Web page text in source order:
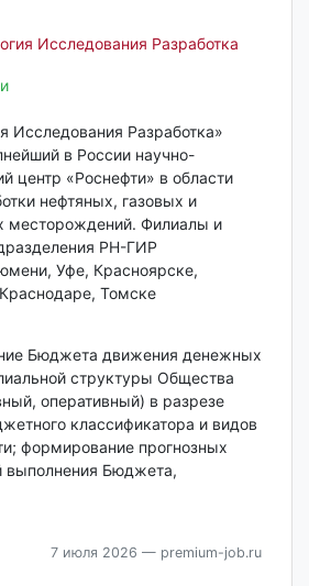
Исследования Разработка
Исследования Разработка»
в России научно-
центр «Роснефти» в области
нефтяных, газовых и
месторождений. Филиалы и
РН-ГИР
Уфе, Красноярске,
Томске
Бюджета движения денежных
структуры Общества
оперативный) в разрезе
классификатора и видов
формирование прогнозных
выполнения Бюджета,
7 июля 2026 — premium-job.ru